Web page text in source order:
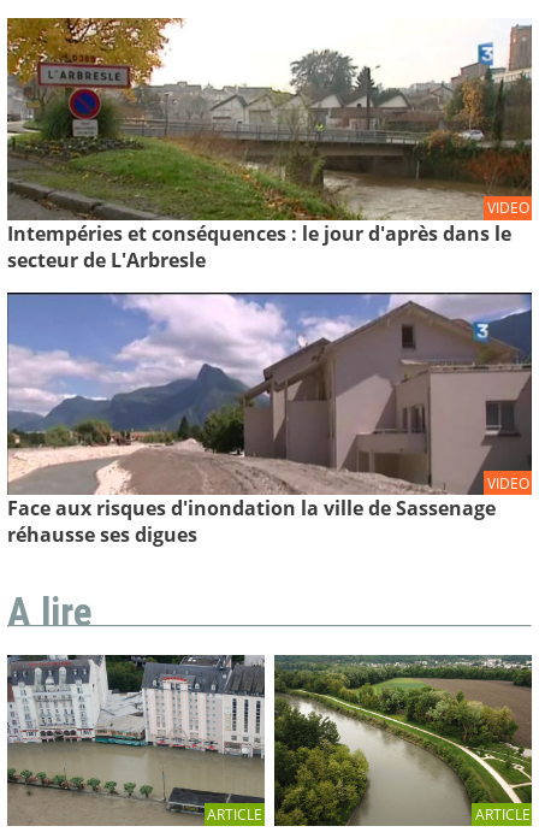
VIDEO
Intempéries et conséquences : le jour d'après dans le
secteur de L'Arbresle
VIDEO
Face aux risques d'inondation la ville de Sassenage
réhausse ses digues
A lire
ARTICLE ARTICLE